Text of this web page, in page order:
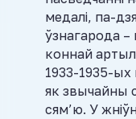
медалі, па-
ўзнагарода
коннай
1933-1935-
як звычайны
сям’ю. У